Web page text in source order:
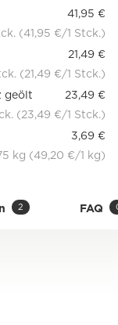
41,95 €
(41,95 €/1 Stck.)
21,49 €
(21,49 €/1 Stck.)
geölt
23,49 €
(23,49 €/1 Stck.)
3,69 €
kg (49,20 €/1 kg)
2 FAQ